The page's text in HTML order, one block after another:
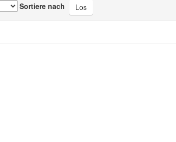
Sortiere nach